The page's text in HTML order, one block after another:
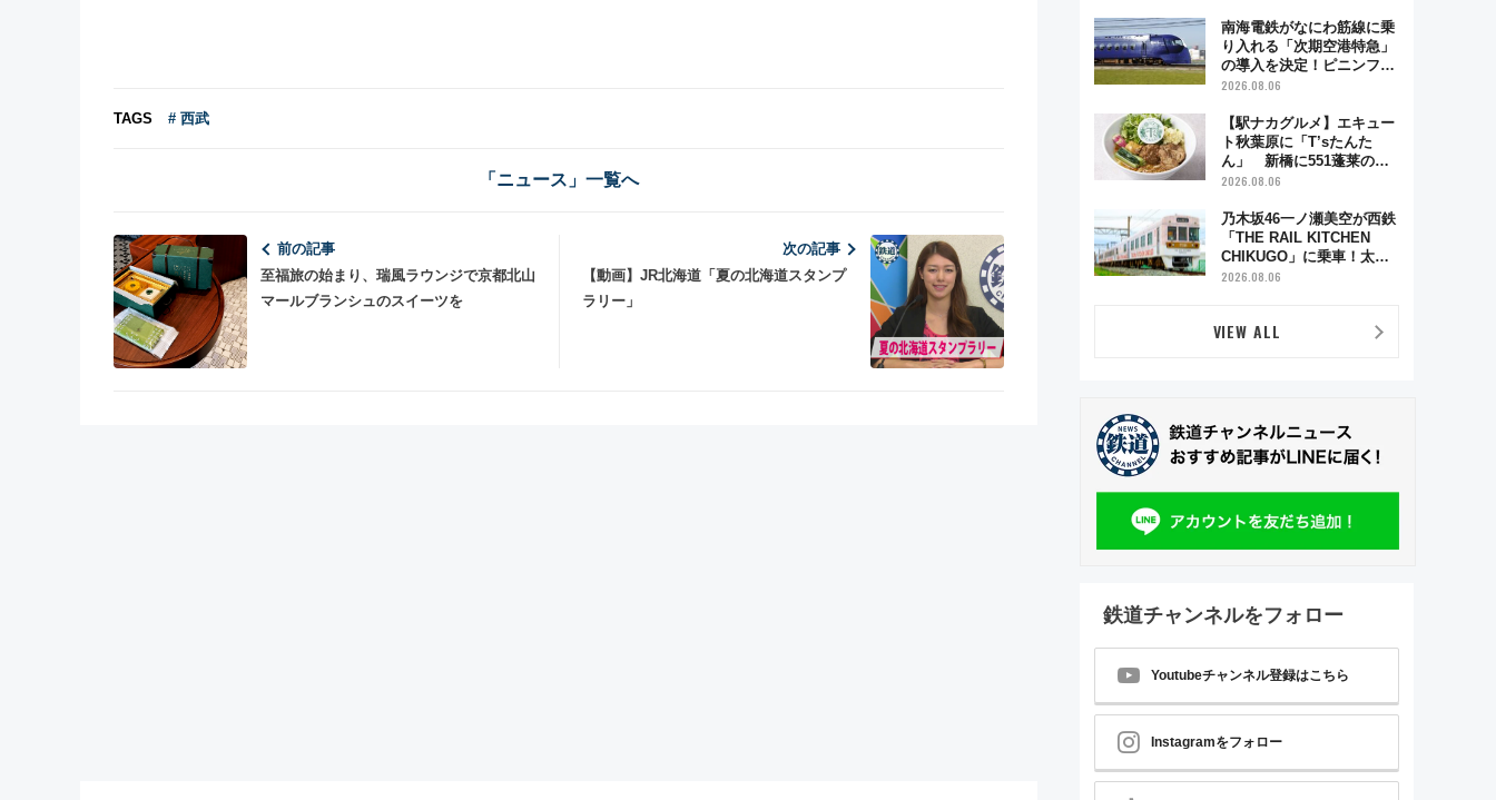
TAGS # 西武
「ニュース」一覧へ
前の記事
至福旅の始まり、瑞風ラウンジで京都北山
マールブランシュのスイーツを
次の記事
【動画】JR北海道「夏の北海道スタンプ
ラリー」
南海電鉄がなにわ筋線に乗
り入れる「次期空港特急」
の導入を決定！ピニンファ
リーナによる日本初の鉄道
2026.08.06
【駅ナカグルメ】エキュー
ト秋葉原に「T’sたんた
ん」 新橋に551蓬莱の
DNAを継ぐ「東京豚饅」、
まご」新グルメ続々登場！
【2026年8月】
2026.08.06
乃木坂46一ノ瀬美空が西鉄
「THE RAIL KITCHEN
CHIKUGO」に乗車！太宰
府･柳川を巡る福岡観光列
2026.08.06
VIEW ALL
鉄道チャンネルをフォロー
Youtubeチャンネル登録はこちら
Instagramをフォロー